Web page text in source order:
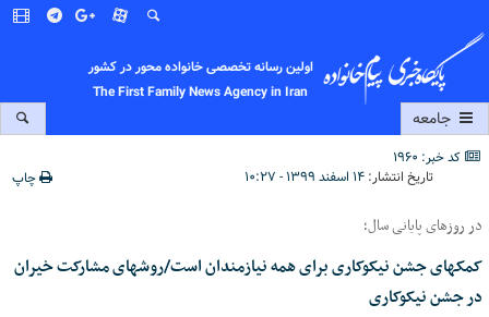
اولین رسانه تخصصی خانواده محور در کشور
The First Family News Agency in Iran
جامعه
کد خبر: 1960
تاریخ انتشار: ۱۴ اسفند ۱۳۹۹ - ۱۰:۲۷ چاپ
در روزهای پایانی سال؛
کمکهای جشن نیکوکاری برای همه نیازمندان است/روشهای مشارکت خیران
در جشن نیکوکاری